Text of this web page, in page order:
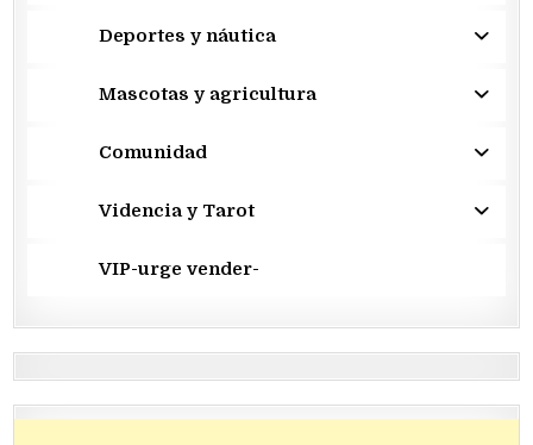
Deportes y náutica
Mascotas y agricultura
Comunidad
Videncia y Tarot
VIP-urge vender-